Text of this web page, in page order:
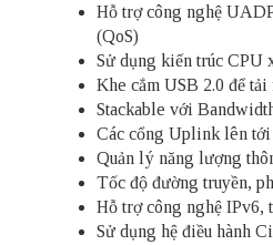
Hỗ trợ công nghệ
(QoS)
Sử dụng kiến trúc CPU
Khe cắm USB 2.0 để
Stackable với
Các cổng Uplink lên
Quản lý năng lượng
Tốc độ đường truyền,
Hỗ trợ công nghệ IPv6,
Sử dụng hệ điều hành